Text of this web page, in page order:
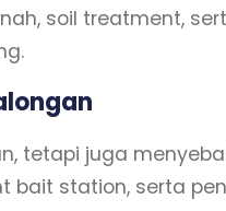
soil treatment,
tetapi juga
bait station, serta